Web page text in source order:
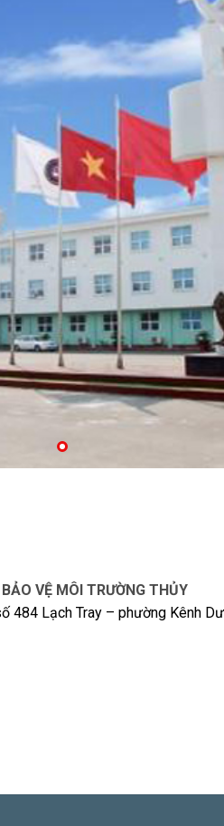
VỆ MÔI TRƯỜNG THỦY
484 Lạch Tray – phường Kênh